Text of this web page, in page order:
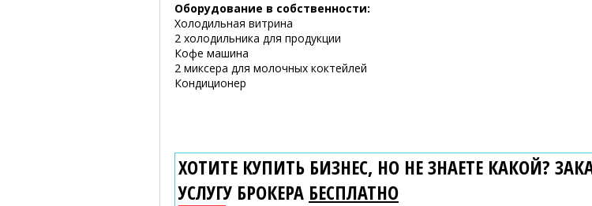
Оборудование в собственности:
Холодильная витрина
2 холодильника для продукции
Кофе машина
2 миксера для молочных коктейлей
Кондиционер
ХОТИТЕ КУПИТЬ БИЗНЕС, НО НЕ ЗНАЕТЕ КАКОЙ?
УСЛУГУ БРОКЕРА БЕСПЛАТНО